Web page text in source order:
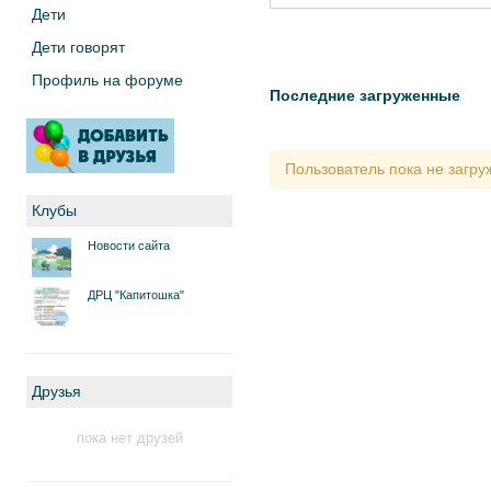
Дети
Дети говорят
Профиль на форуме
Клубы
Новости сайта
ДРЦ "Капитошка"
Друзья
пока нет друзей
Последние загруженные
Пользователь пока не